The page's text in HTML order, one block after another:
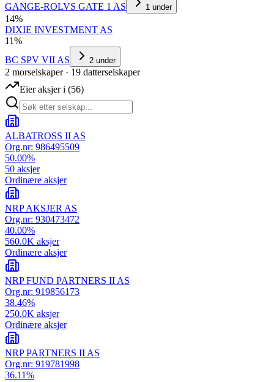
GANGE-ROLVS GATE 1 AS
1 under
14%
DIXIE INVESTMENT AS
11%
BC SPV VII AS
2 under
2 morselskaper· 19 datterselskaper
Eier aksjer i (56)
ALBATROSS II AS
Org.nr: 986495509
50.00%
50 aksjer
Ordinære aksjer
NRP AKSJER AS
Org.nr: 930473472
40.00%
560.0K aksjer
Ordinære aksjer
NRP FUND PARTNERS II AS
Org.nr: 919856173
38.46%
250.0K aksjer
Ordinære aksjer
NRP PARTNERS II AS
Org.nr: 919781998
36.11%